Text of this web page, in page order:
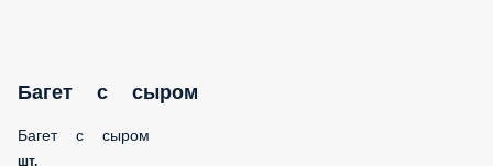
Багет с сыром
Багет с сыром
шт.